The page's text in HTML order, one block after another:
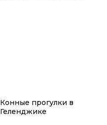
Конные прогулки в
Геленджике